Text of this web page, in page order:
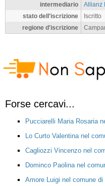
intermediario
Allianz
stato dell'iscrizione
Iscritto
regione d'iscrizione
Forse cercavi...
Pucciarelli Maria Rosaria
Lo Curto Valentina nel
Cagliozzi Vincenzo nel
Dominco Paolina nel
Amore Luigi nel comune